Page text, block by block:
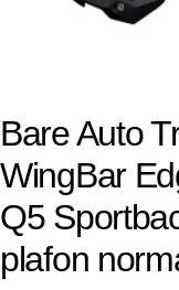
Bare Auto
WingBar
Q5
plafon